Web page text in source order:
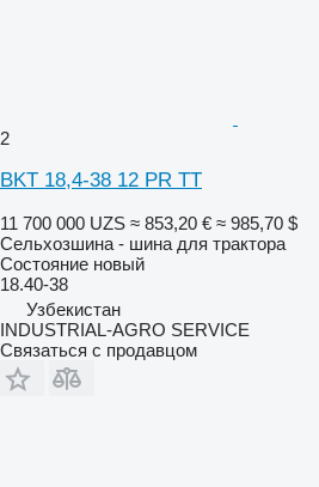
2
BKT 18,4-38 12 PR TT
11 700 000 UZS ≈ 853,20 € ≈ 985,70 $
Сельхозшина - шина для трактора
Состояние новый
18.40-38
Узбекистан
INDUSTRIAL-AGRO SERVICE
Связаться с продавцом